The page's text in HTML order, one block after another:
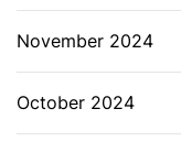
November 2024
October 2024